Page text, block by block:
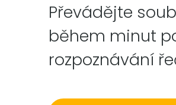
Převádějte
během minut
rozpoznávání